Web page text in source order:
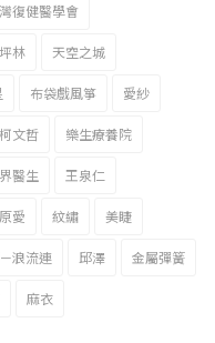
復健醫學會
坪林 天空之城
布袋戲風箏 愛紗
柯文哲 樂生療養院
醫生 王泉仁
愛 紋繡 美睫
浪流連 邱澤 金屬彈簧
麻衣